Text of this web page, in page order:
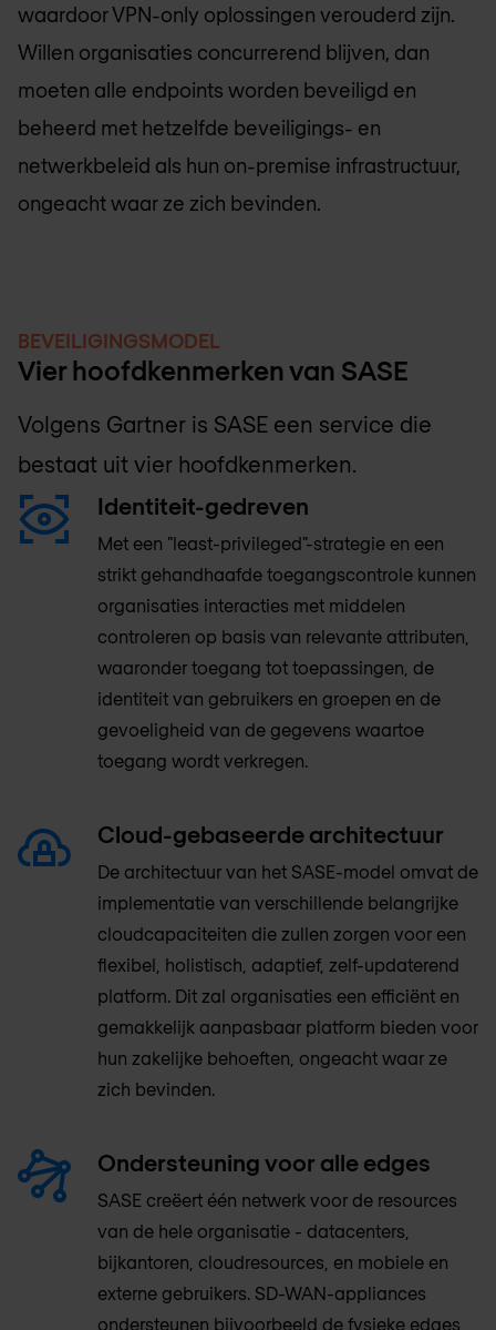
waardoor VPN-only oplossingen verouderd zijn.
Willen organisaties concurrerend blijven, dan
moeten alle endpoints worden beveiligd en
beheerd met hetzelfde beveiligings- en
netwerkbeleid als hun on-premise infrastructuur,
ongeacht waar ze zich bevinden.
BEVEILIGINGSMODEL
Vier hoofdkenmerken van SASE
Volgens Gartner is SASE een service die
bestaat uit vier hoofdkenmerken.
Identiteit-gedreven
Met een "least-privileged"-strategie en een
strikt gehandhaafde toegangscontrole kunnen
organisaties interacties met middelen
controleren op basis van relevante attributen,
waaronder toegang tot toepassingen, de
identiteit van gebruikers en groepen en de
gevoeligheid van de gegevens waartoe
toegang wordt verkregen.
Cloud-gebaseerde architectuur
De architectuur van het SASE-model omvat de
implementatie van verschillende belangrijke
cloudcapaciteiten die zullen zorgen voor een
flexibel, holistisch, adaptief, zelf-updaterend
platform. Dit zal organisaties een efficiënt en
gemakkelijk aanpasbaar platform bieden voor
hun zakelijke behoeften, ongeacht waar ze
zich bevinden.
Ondersteuning voor alle edges
SASE creëert één netwerk voor de resources
van de hele organisatie - datacenters,
bijkantoren, cloudresources, en mobiele en
externe gebruikers. SD-WAN-appliances
ondersteunen bijvoorbeeld de fysieke edges,